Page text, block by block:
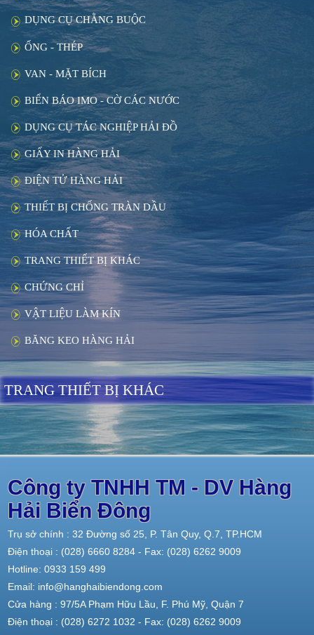
DỤNG CỤ CHẰNG BUỘC
ỐNG - THÉP
VAN - MẶT BÍCH
BIỂN BÁO IMO - CỜ CÁC NƯỚC
DỤNG CỤ TÁC NGHIỆP HẢI ĐỒ
GIẤY IN HÀNG HẢI
ĐIỆN TỬ HÀNG HẢI
THIẾT BỊ CHỐNG TRÀN DẦU
HÓA CHẤT
TRANG THIẾT BỊ KHÁC
CHỨNG CHỈ
VẬT LIỆU LÀM KÍN
BĂNG KEO HÀNG HẢI
TRANG THIẾT BỊ KHÁC
Công ty TNHH TM - DV Hàng
Hải Biển Đông
Trụ sở chính : 32 Đường số 25, P. Tân Quy, Q.7, TP.HCM
Điện thoại : (028) 6660 8284 - Fax: (028) 6262 9009
Hotline: 0933 159 499
Email: info@hanghaibiendong.com
Cửa hàng : 97/5A Phạm Hữu Lầu, F. Phú Mỹ, Quận 7
Điện thoại : (028) 6272 1032 - Fax: (028) 6262 9009